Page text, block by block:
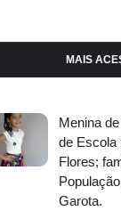
MAIS
Menina
de Escola
Flores;
Garota.